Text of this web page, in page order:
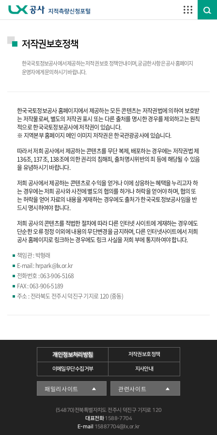
저작권보호정책
한국국토정보공사에서 제공하는 저적권 보호 정책 안내이며, 궁금한 사항은 공사 홈페이지
운영자에게 문의하시기 바랍니다.
한국국토정보공사 홈페이지에서 제공하는 모든 콘텐츠는 저작권법에 의하여 보호받
는 저작물로써, 별도의 저작권 표시 또는 다른 출처를 명시한 경우를 제외하고는 원칙
적으로 한국국토정보공사에 저작권이 있습니다.
※ 지역본부 홈페이지 메인 이미지 저작권은 한국관광공사에 있습니다.
따라서 저희 공사에서 제공하는 콘텐츠를 무단 복제, 배포하는 경우에는 저작권법 제
136조, 137조, 138조에 의한 권리의 침해죄, 출처명시위반의 죄 등에 해당될 수 있음
을 유념하시기 바랍니다.
저희 공사에서 제공하는 콘텐츠로 수익을 얻거나 이에 상응하는 혜택을 누리고자 하
는 경우에는 저희 공사와 사전에 별도의 협의를 하거나 허락을 얻어야 하며, 협의 또
는 허락을 얻어 자료의 내용을 게재하는 경우에도 출처가 한국국토정보공사임을 반
드시 명시하여야 합니다.
저희 공사의 콘텐츠를 적법한 절차에 따라 다른 인터넷 사이트에 게재하는 경우에도
단순한 오류 정정 이외에 내용의 무단변경을 금지하며, 다른 인터넷사이트에서 저희
공사 홈페이지로 링크하는 경우에도 링크 사실을 저희 부에 통지하여야 합니다.
책임관 : 박형래
E-mail : hrpark@lx.or.kr
전화번호 : 063-906-5168
FAX : 063-906-5189
주소 : 전라북도 전주시 덕진구 기지로 120 (중동)
개인정보처리방침 저작권보호정책
이메일무단수집거부 지사안내
(54870)전북특별자치도 전주시 덕진구 기지로 120
대표전화1588-7704
E-mail 15887704@lx.or.kr